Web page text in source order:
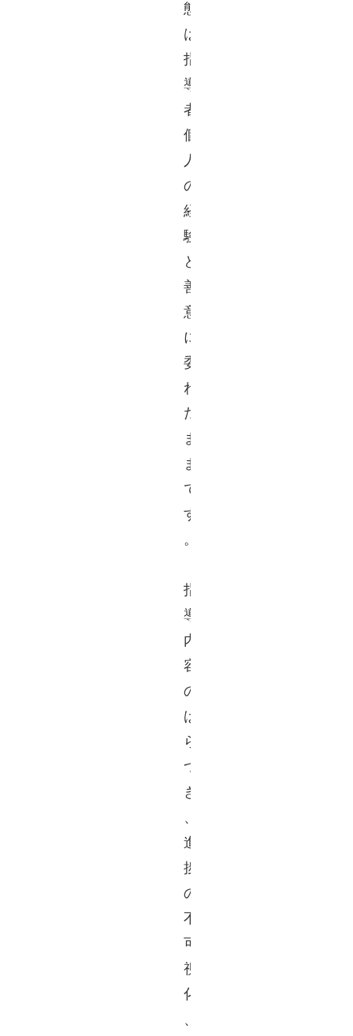
態
は
指
導
者
個
人
の
経
験
と
善
意
に
委
ね
た
ま
ま
で
す
。
指
導
内
容
の
ば
ら
つ
き
、
進
捗
の
不
可
視
化
、